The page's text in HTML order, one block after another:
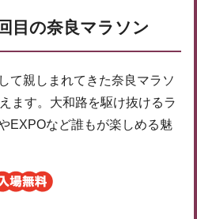
目の奈良マラソン
て親しまれてきた奈良マラソ
ます。大和路を駆け抜けるラ
EXPOなど誰もが楽しめる魅